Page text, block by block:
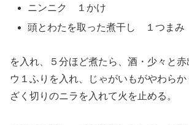
ニンニク １かけ
頭とわたを取った煮干し １つまみ
を入れ、５分ほど煮たら、酒・少々と
ウ１ふりを入れ、じゃがいもがやわらか
ざく切りのニラを入れて火を止める。